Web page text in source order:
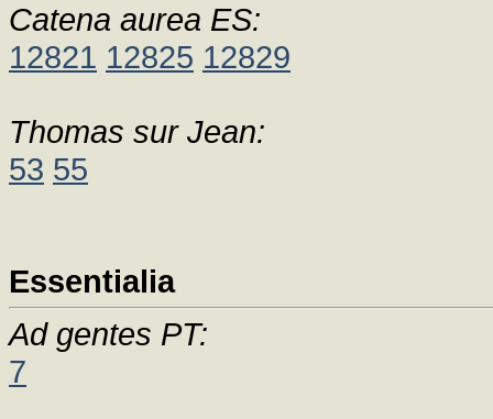
Catena aurea ES:
12821 12825 12829
Thomas sur Jean:
53 55
Essentialia
Ad gentes PT:
7